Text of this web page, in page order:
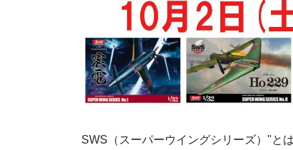
SWS（スーパーウイングシリーズ）"と